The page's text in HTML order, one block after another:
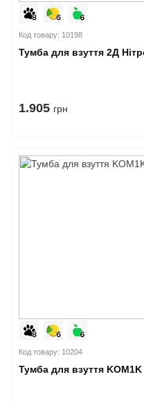
Код товару: 10198
Тумба для взуття 2Д
1.905 грн
Код товару: 10204
Тумба для взуття